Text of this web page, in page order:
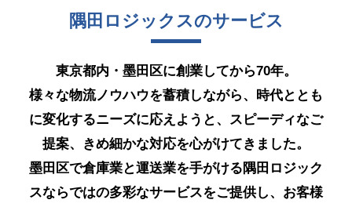
品質への取り組み
ロゴマークについて
倉庫保管・流通加工
倉庫管理・定温倉庫
流通加工
在庫管理システム
トランクルーム
隅田ロジックスのサービス
東京都内・墨田区に創業してから70年。
様々な物流ノウハウを蓄積しながら、時代ととも
に変化するニーズに応えようと、 スピーディなご
提案、きめ細かな対応を心がけてきました。
墨田区で倉庫業と運送業を手がける隅田ロジック
スならではの多彩なサービスをご提供し、 お客様